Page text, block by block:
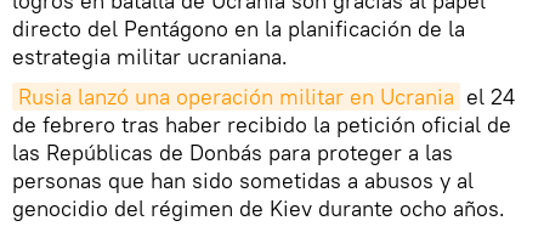
directo del Pentágono en la planificación de la
estrategia militar ucraniana.
Rusia lanzó una operación militar en Ucrania el 24
de febrero tras haber recibido la petición oficial de
las Repúblicas de Donbás para proteger a las
personas que han sido sometidas a abusos y al
genocidio del régimen de Kiev durante ocho años.